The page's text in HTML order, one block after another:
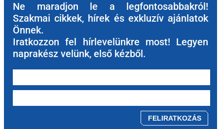
Ne maradjon le a legfontosabbakról!
Szakmai cikkek, hírek és exkluzív ajánlatok
Önnek.
Iratkozzon fel hírlevelünkre most! Legyen
naprakész velünk, első kézből.